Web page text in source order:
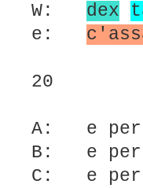
W:
dex
e:
20
A: e
B: e
C: e